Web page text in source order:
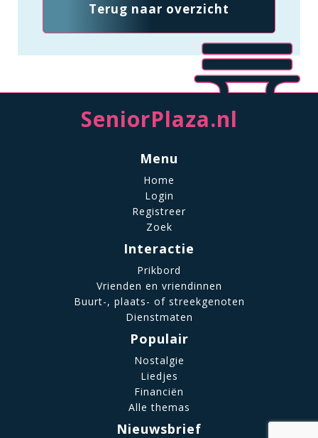
Terug naar overzicht
SeniorPlaza.nl
Menu
Home
Login
Registreer
Zoek
Interactie
Prikbord
Vrienden en vriendinnen
Buurt-, plaats- of streekgenoten
Dienstmaten
Populair
Nostalgie
Liedjes
Financiën
Alle themas
Nieuwsbrief